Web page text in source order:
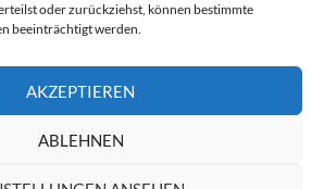
oder zurückziehst, können bestimmte
beeinträchtigt werden.
AKZEPTIEREN
ABLEHNEN